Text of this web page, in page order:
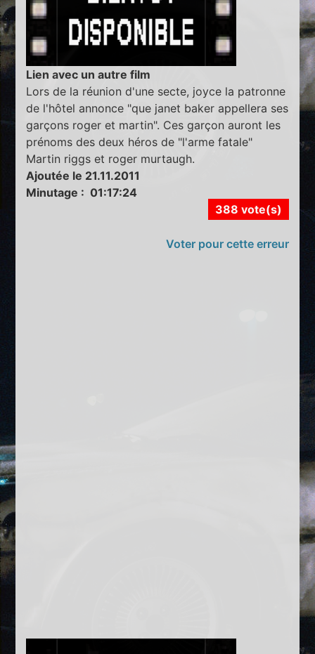
Lien avec un autre film
Lors de la réunion d'une secte, joyce la patronne
de l'hôtel annonce "que janet baker appellera ses
garçons roger et martin". Ces garçon auront les
prénoms des deux héros de "l'arme fatale"
Martin riggs et roger murtaugh.
Ajoutée le 21.11.2011
Minutage : 01:17:24
388 vote(s)
Voter pour cette erreur